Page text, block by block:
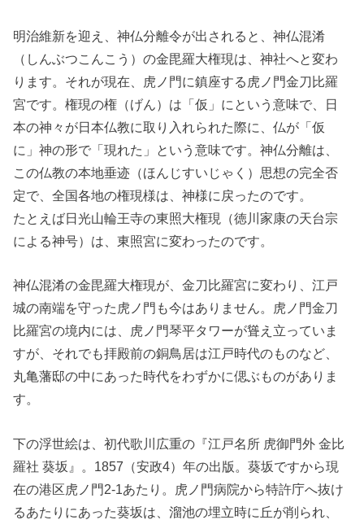
明治維新を迎え、神仏分離令が出されると、神仏混淆
（しんぶつこんこう）の金毘羅大権現は、神社へと変わ
ります。それが現在、虎ノ門に鎮座する虎ノ門金刀比羅
宮です。権現の権（げん）は「仮」にという意味で、日
本の神々が日本仏教に取り入れられた際に、仏が「仮
に」神の形で「現れた」という意味です。神仏分離は、
この仏教の本地垂迹（ほんじすいじゃく）思想の完全否
定で、全国各地の権現様は、神様に戻ったのです。
たとえば日光山輪王寺の東照大権現（徳川家康の天台宗
による神号）は、東照宮に変わったのです。
神仏混淆の金毘羅大権現が、金刀比羅宮に変わり、江戸
城の南端を守った虎ノ門も今はありません。虎ノ門金刀
比羅宮の境内には、虎ノ門琴平タワーが聳え立っていま
すが、それでも拝殿前の銅鳥居は江戸時代のものなど、
丸亀藩邸の中にあった時代をわずかに偲ぶものがありま
す。
下の浮世絵は、初代歌川広重の『江戸名所 虎御門外 金比
羅社 葵坂』。1857（安政4）年の出版。葵坂ですから現
在の港区虎ノ門2-1あたり。虎ノ門病院から特許庁へ抜け
るあたりにあった葵坂は、溜池の埋立時に丘が削られ、